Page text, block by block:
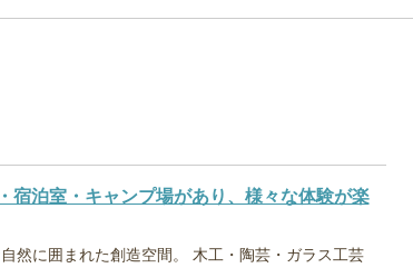
宿泊室・キャンプ場があり、様々な体験が楽
然に囲まれた創造空間。 木工・陶芸・ガラス工芸